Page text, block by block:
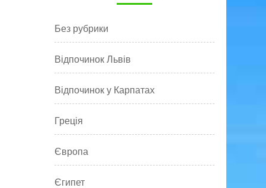
Без рубрики
Відпочинок Львів
Відпочинок у Карпатах
Греція
Європа
Єгипет